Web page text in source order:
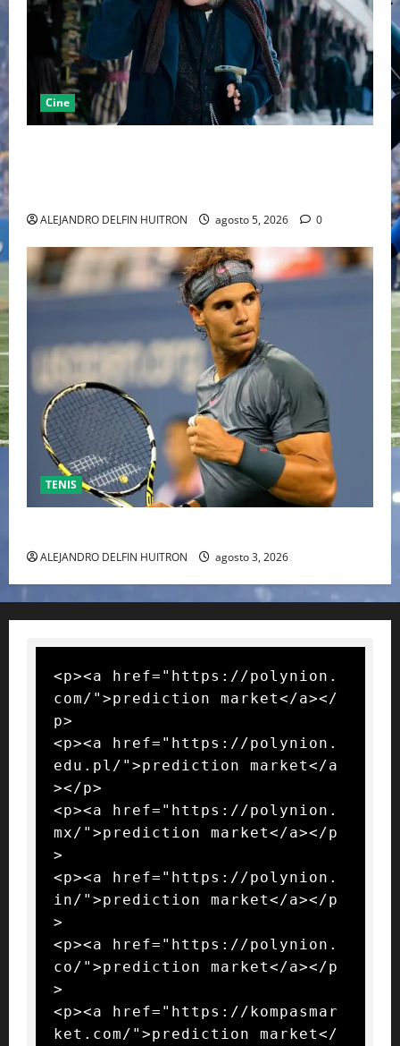
Cine
ALEJANDRO DELFIN HUITRON agosto 5, 2026 0
TENIS
ALEJANDRO DELFIN HUITRON agosto 3, 2026
<p><a href="https://polynion.
com/">prediction market</a></
p>
<p><a href="https://polynion.
edu.pl/">prediction market</a
></p>
<p><a href="https://polynion.
mx/">prediction market</a></p
>
<p><a href="https://polynion.
in/">prediction market</a></p
>
<p><a href="https://polynion.
co/">prediction market</a></p
>
<p><a href="https://kompasmar
ket.com/">prediction market</